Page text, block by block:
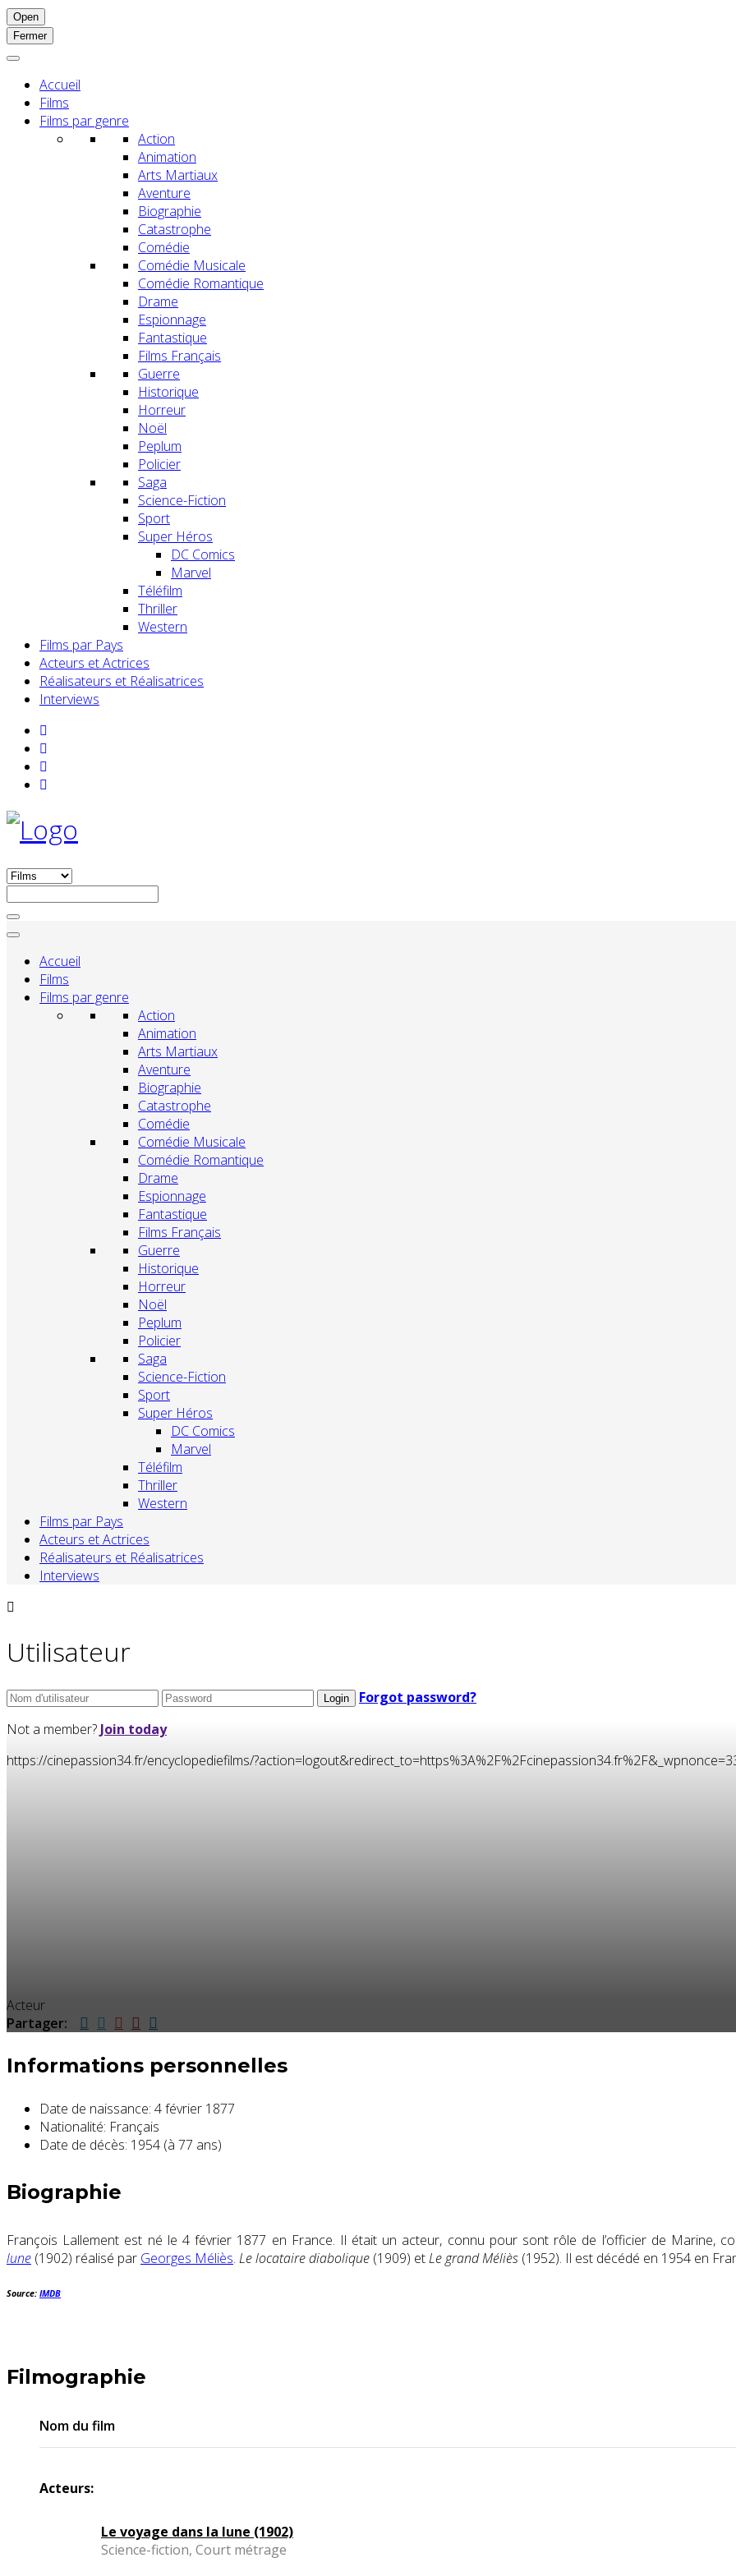
Open
Fermer
Accueil
Films
Films par genre
Action
Animation
Arts Martiaux
Aventure
Biographie
Catastrophe
Comédie
Comédie Musicale
Comédie Romantique
Drame
Espionnage
Fantastique
Films Français
Guerre
Historique
Horreur
Noël
Peplum
Policier
Saga
Science-Fiction
Sport
Super Héros
DC Comics
Marvel
Téléfilm
Thriller
Western
Films par Pays
Acteurs et Actrices
Réalisateurs et Réalisatrices
Interviews
Accueil
Films
Films par genre
Action
Animation
Arts Martiaux
Aventure
Biographie
Catastrophe
Comédie
Comédie Musicale
Comédie Romantique
Drame
Espionnage
Fantastique
Films Français
Guerre
Historique
Horreur
Noël
Peplum
Policier
Saga
Science-Fiction
Sport
Super Héros
DC Comics
Marvel
Téléfilm
Thriller
Western
Films par Pays
Acteurs et Actrices
Réalisateurs et Réalisatrices
Interviews
Utilisateur
Forgot password?
Not a member? Join today
https://cinepassion34.fr/encyclopediefilms/
Acteur
Partager:
Informations personnelles
Date de naissance: 4 février 1877
Nationalité: Français
Date de décès: 1954 (à 77 ans)
Biographie
François Lallement est né le 4 février 1877 en France. Il était un acteur, connu pour sont rôle de l’officier de Marine,
lune (1902) réalisé par Georges Méliès. Le locataire diabolique (1909) etLe grand Méliès (1952). Il est décédé en 1954 en
Source: IMDB
Filmographie
Nom du film
Acteurs:
Le voyage dans la lune (1902)
Science-fiction, Court métrage